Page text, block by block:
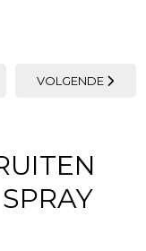
VOLGENDE